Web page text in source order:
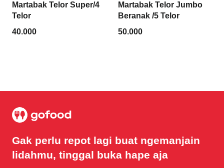
Martabak Telor Super/4
Telor
40.000
Martabak Telor Jumbo
Beranak /5 Telor
50.000
Gak perlu repot lagi buat ngemanjain
lidahmu, tinggal buka hape aja